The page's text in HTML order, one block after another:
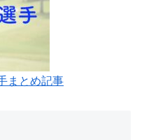
まとめ記事